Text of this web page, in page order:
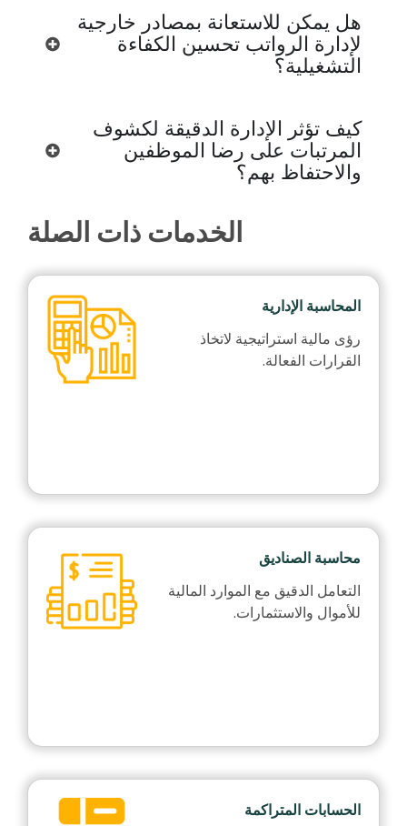
هل يمكن للاستعانة بمصادر خارجية
لإدارة الرواتب تحسين الكفاءة
التشغيلية؟
كيف تؤثر الإدارة الدقيقة لكشوف
المرتبات على رضا الموظفين
والاحتفاظ بهم؟
الخدمات ذات الصلة
المحاسبة الإدارية
رؤى مالية استراتيجية لاتخاذ
القرارات الفعالة.
محاسبة الصناديق
التعامل الدقيق مع الموارد المالية
للأموال والاستثمارات.
الحسابات المتراكمة